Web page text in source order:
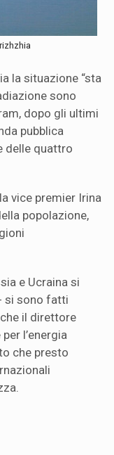
la situazione “sta
sono
dopo gli ultimi
pubblica
delle quattro
vice premier Irina
popolazione,
e Ucraina si
si sono fatti
il direttore
l’energia
che presto